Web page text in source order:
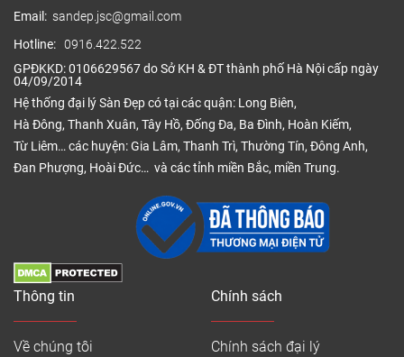
Email: sandep.jsc@gmail.com
Hotline: 0916.422.522
GPĐKKD: 0106629567 do Sở KH & ĐT thành phố Hà Nội cấp ngày
04/09/2014
Hệ thống đại lý Sàn Đẹp có tại các quận: Long Biên,
Hà Đông, Thanh Xuân, Tây Hồ, Đống Đa, Ba Đình, Hoàn Kiếm,
Từ Liêm… các huyện: Gia Lâm, Thanh Trì, Thường Tín, Đông Anh,
Đan Phượng, Hoài Đức… và các tỉnh miền Bắc, miền Trung.
Thông tin
Về chúng tôi
Chính sách
Chính sách đại lý